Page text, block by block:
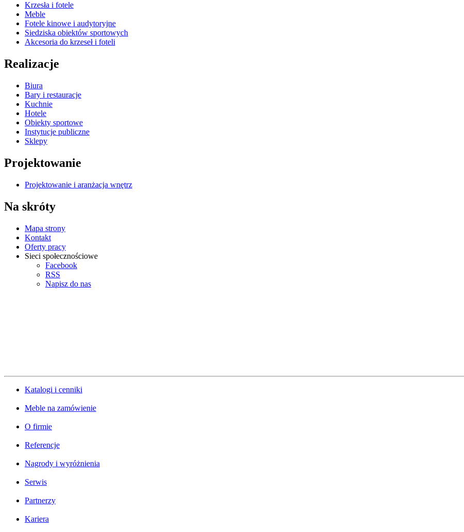
Krzesła i fotele
Meble
Fotele kinowe i audytoryjne
Siedziska obiektów sportowych
Akcesoria do krzeseł i foteli
Realizacje
Biura
Bary i restauracje
Kuchnie
Hotele
Obiekty sportowe
Instytucje publiczne
Sklepy
Projektowanie
Projektowanie i aranżacja wnętrz
Na skróty
Mapa strony
Kontakt
Oferty pracy
Sieci społecznościowe
Facebook
RSS
Napisz do nas
Katalogi i cenniki
Meble na zamówienie
O firmie
Referencje
Nagrody i wyróżnienia
Serwis
Partnerzy
Kariera